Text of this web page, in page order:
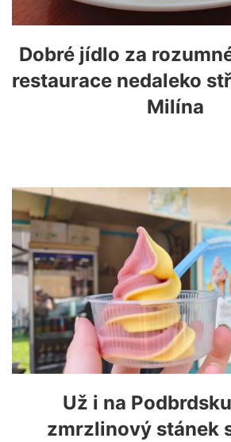
Dobré jídlo za
restaurace nedaleko
Milína
Už i na
zmrzlinový stánek